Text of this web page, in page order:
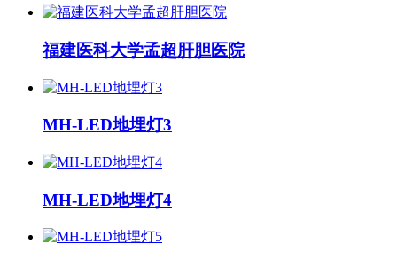
福建医科大学孟超肝胆医院
MH-LED地埋灯3
MH-LED地埋灯4